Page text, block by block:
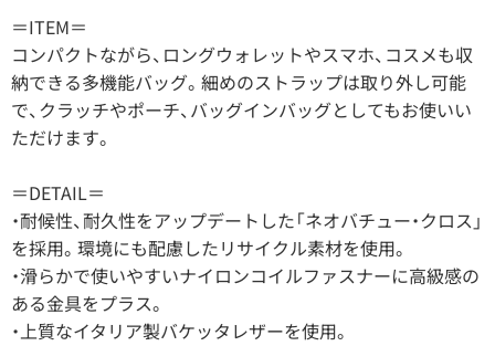
＝ITEM＝
コンパクトながら、ロングウォレットやスマホ、コスメも収
納できる多機能バッグ。細めのストラップは取り外し可能
で、クラッチやポーチ、バッグインバッグとしてもお使いい
ただけます。
＝DETAIL＝
・耐候性、耐久性をアップデートした「ネオバチュー・クロス」
を採用。環境にも配慮したリサイクル素材を使用。
・滑らかで使いやすいナイロンコイルファスナーに高級感の
ある金具をプラス。
・上質なイタリア製バケッタレザーを使用。